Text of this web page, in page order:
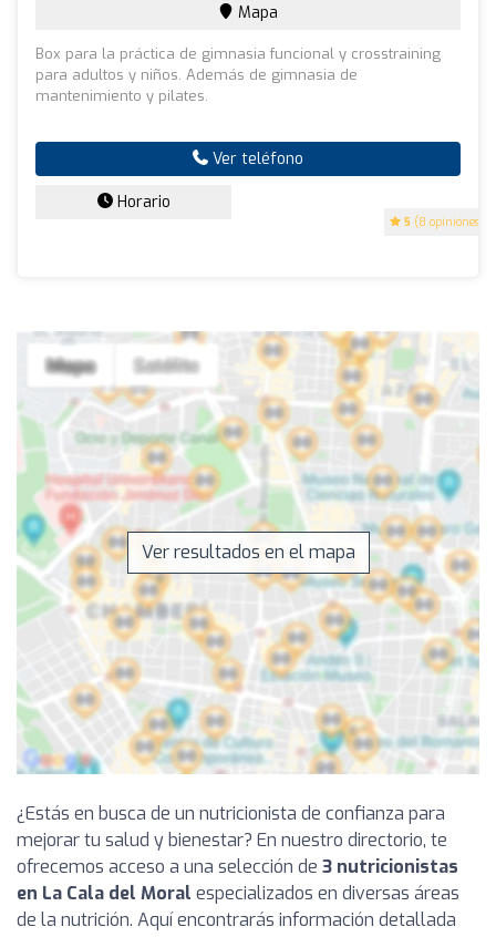
5 (8 opiniones)
Mapa
Box para la práctica de gimnasia funcional y crosstraining
para adultos y niños. Además de gimnasia de
mantenimiento y pilates.
Ver teléfono
Horario
Ver resultados en el mapa
¿Estás en busca de un nutricionista de confianza para
mejorar tu salud y bienestar? En nuestro directorio, te
ofrecemos acceso a una selección de 3 nutricionistas
en La Cala del Moral especializados en diversas áreas
de la nutrición. Aquí encontrarás información detallada